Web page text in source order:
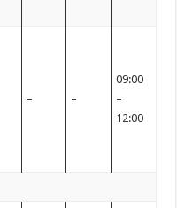
– –
09:00
–
12:00